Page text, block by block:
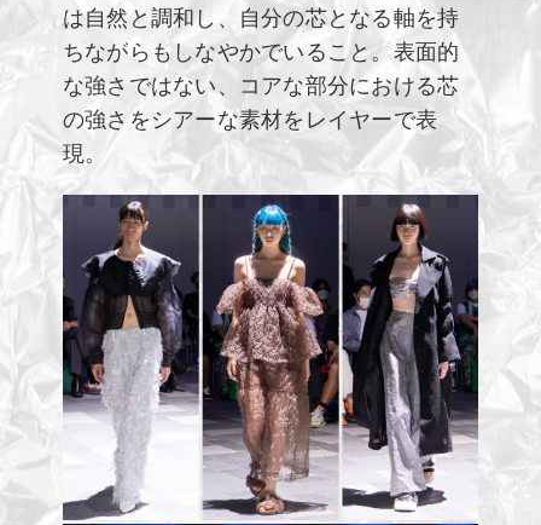
は自然と調和し、自分の芯となる軸を持
ちながらもしなやかでいること。 表面的
な強さではない、コアな部分における芯
の強さをシアーな素材をレイヤーで表
現。